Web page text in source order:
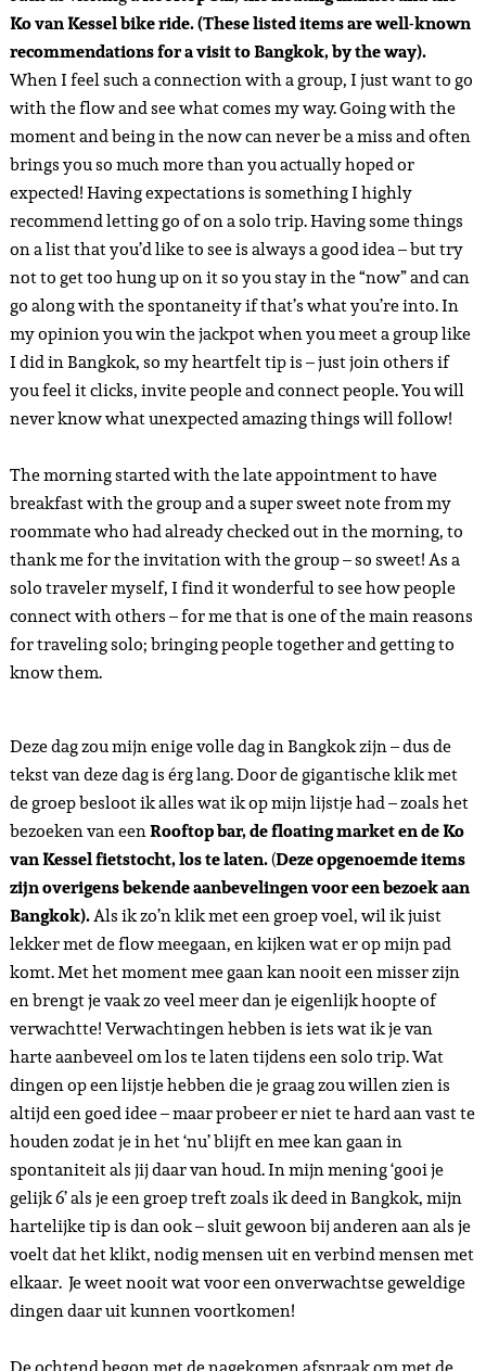
Ko van Kessel bike ride. (These listed items are well-known
recommendations for a visit to Bangkok, by the way).
When I feel such a connection with a group, I just want to go
with the flow and see what comes my way. Going with the
moment and being in the now can never be a miss and often
brings you so much more than you actually hoped or
expected! Having expectations is something I highly
recommend letting go of on a solo trip. Having some things
on a list that you’d like to see is always a good idea – but try
not to get too hung up on it so you stay in the “now” and can
go along with the spontaneity if that’s what you’re into. In
my opinion you win the jackpot when you meet a group like
I did in Bangkok, so my heartfelt tip is – just join others if
you feel it clicks, invite people and connect people. You will
never know what unexpected amazing things will follow!
The morning started with the late appointment to have
breakfast with the group and a super sweet note from my
roommate who had already checked out in the morning, to
thank me for the invitation with the group – so sweet! As a
solo traveler myself, I find it wonderful to see how people
connect with others – for me that is one of the main reasons
for traveling solo; bringing people together and getting to
know them.
Deze dag zou mijn enige volle dag in Bangkok zijn – dus de
tekst van deze dag is érg lang. Door de gigantische klik met
de groep besloot ik alles wat ik op mijn lijstje had – zoals het
bezoeken van eenRooftop bar, de floating market en de Ko
van Kessel fietstocht, los te laten.(Deze opgenoemde items
zijn overigens bekende aanbevelingen voor een bezoek aan
Bangkok).Als ik zo’n klik met een groep voel, wil ik juist
lekker met de flow meegaan, en kijken wat er op mijn pad
komt. Met het moment mee gaan kan nooit een misser zijn
en brengt je vaak zo veel meer dan je eigenlijk hoopte of
verwachtte! Verwachtingen hebben is iets wat ik je van
harte aanbeveel om los te laten tijdens een solo trip. Wat
dingen op een lijstje hebben die je graag zou willen zien is
altijd een goed idee – maar probeer er niet te hard aan vast te
houden zodat je in het ‘nu’ blijft en mee kan gaan in
spontaniteit als jij daar van houd. In mijn mening ‘gooi je
gelijk 6’ als je een groep treft zoals ik deed in Bangkok, mijn
hartelijke tip is dan ook – sluit gewoon bij anderen aan als je
voelt dat het klikt, nodig mensen uit en verbind mensen met
elkaar. Je weet nooit wat voor een onverwachtse geweldige
dingen daar uit kunnen voortkomen!